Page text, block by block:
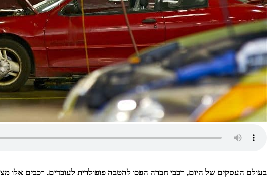
בעולם העסקים של היום, רכבי חברה הפכו להטבה פופולרית לעובדים. רכבים אלו